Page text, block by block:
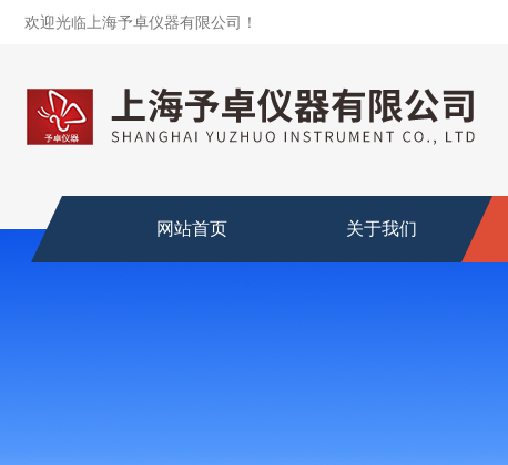
欢迎光临上海予卓仪器有限公司！
网站首页 关于我们